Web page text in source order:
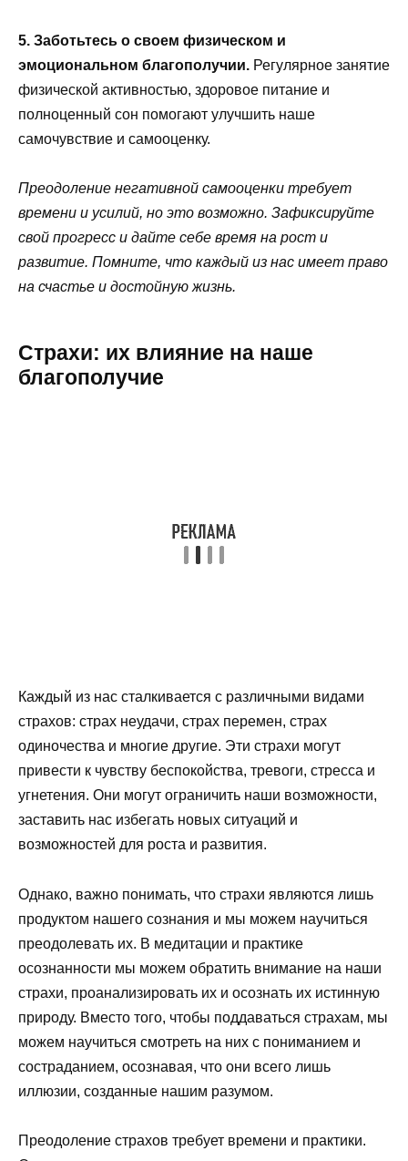
5. Заботьтесь о своем физическом и
эмоциональном благополучии. Регулярное занятие
физической активностью, здоровое питание и
полноценный сон помогают улучшить наше
самочувствие и самооценку.
Преодоление негативной самооценки требует
времени и усилий, но это возможно. Зафиксируйте
свой прогресс и дайте себе время на рост и
развитие. Помните, что каждый из нас имеет право
на счастье и достойную жизнь.
Страхи: их влияние на наше
благополучие
Каждый из нас сталкивается с различными видами
страхов: страх неудачи, страх перемен, страх
одиночества и многие другие. Эти страхи могут
привести к чувству беспокойства, тревоги, стресса и
угнетения. Они могут ограничить наши возможности,
заставить нас избегать новых ситуаций и
возможностей для роста и развития.
Однако, важно понимать, что страхи являются лишь
продуктом нашего сознания и мы можем научиться
преодолевать их. В медитации и практике
осознанности мы можем обратить внимание на наши
страхи, проанализировать их и осознать их истинную
природу. Вместо того, чтобы поддаваться страхам, мы
можем научиться смотреть на них с пониманием и
состраданием, осознавая, что они всего лишь
иллюзии, созданные нашим разумом.
Преодоление страхов требует времени и практики.